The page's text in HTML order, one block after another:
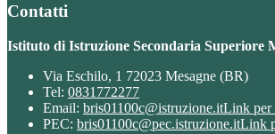
Contatti
Istituto di Istruzione Secondaria Superiore
Via Eschilo, 1 72023 Mesagne (BR)
Tel: 0831772277
Email: bris01100c@istruzione.itLink per
PEC: bris01100c@pec.istruzione.itLink